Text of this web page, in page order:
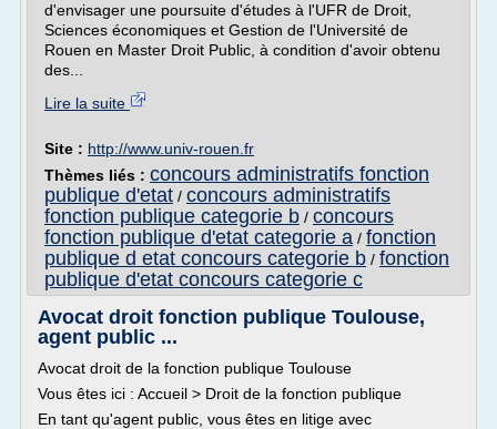
d'envisager une poursuite d'études à l'UFR de Droit,
Sciences économiques et Gestion de l'Université de
Rouen en Master Droit Public, à condition d'avoir obtenu
des...
Lire la suite
Site : http://www.univ-rouen.fr
Thèmes liés : concours administratifs fonction
publique d'etat / concours administratifs
fonction publique categorie b / concours
fonction publique d'etat categorie a / fonction
publique d etat concours categorie b / fonction
publique d'etat concours categorie c
Avocat droit fonction publique Toulouse,
agent public ...
Avocat droit de la fonction publique Toulouse
Vous êtes ici : Accueil > Droit de la fonction publique
En tant qu'agent public, vous êtes en litige avec